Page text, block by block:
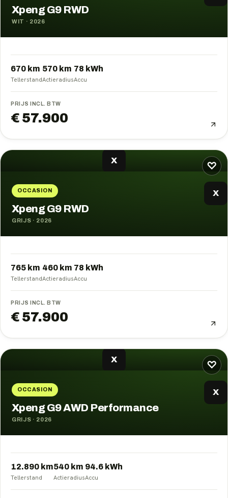
Xpeng G9 RWD
WIT · 2026
670 km
Tellerstand
570 km
Actieradius
78 kWh
Accu
PRIJS INCL. BTW
€ 57.900
♡
X
OCCASION X
Xpeng G9 RWD
GRIJS · 2026
765 km
Tellerstand
460 km
Actieradius
78 kWh
Accu
PRIJS INCL. BTW
€ 57.900
♡
X
OCCASION X
Xpeng G9 AWD Performance
GRIJS · 2026
12.890 km
Tellerstand
540 km
Actieradius
94.6 kWh
Accu